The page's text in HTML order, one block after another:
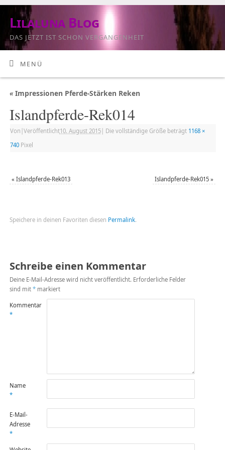
Lilaluna Blog
DAS JETZT IST SCHON VERGANGENHEIT
MENÜ
«Impressionen Pferde-Stärken Reken
Islandpferde-Rek014
Von Veröffentlicht10. August 2015| Die vollständige Größe beträgt 1168 ×
740Pixel
« Islandpferde-Rek013 Islandpferde-Rek015 »
Speichere in deinen Favoriten diesen Permalink.
Schreibe einen Kommentar
Deine E-Mail-Adresse wird nicht veröffentlicht. Erforderliche Felder
sind mit *markiert
Kommentar
*
Name
*
E-Mail-
Adresse
*